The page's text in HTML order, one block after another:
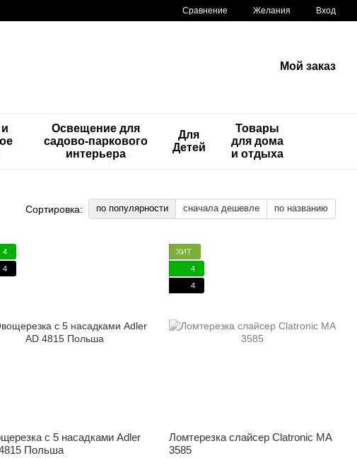
Сравнение Желания Вход
Мой заказ
Освещение для
садово-паркового
интерьера
Для
Детей
Товары
для дома
и отдыха
Сортировка: по популярности сначала дешевле по названию
4
4
с 5 насадками Adler
Польша
ХИТ
4
4
Ломтерезка слайсер Clatronic MA
3585